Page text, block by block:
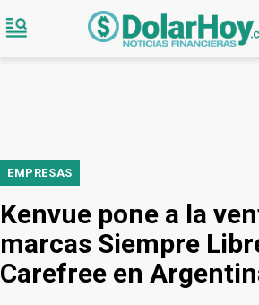
EMPRESAS
Kenvue pone a la
marcas Siempre
Carefree en